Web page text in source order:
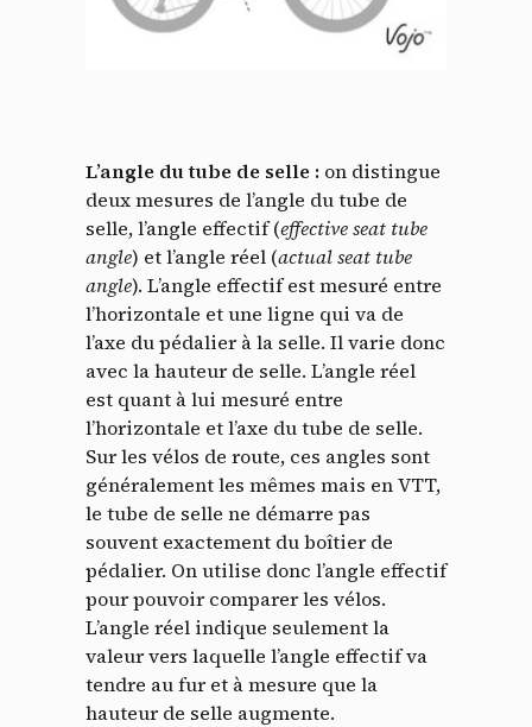
L’angle du tube de selle : on distingue
deux mesures de l’angle du tube de
selle, l’angle effectif (effective seat tube
angle) et l’angle réel (actual seat tube
angle). L’angle effectif est mesuré entre
l’horizontale et une ligne qui va de
l’axe du pédalier à la selle. Il varie donc
avec la hauteur de selle. L’angle réel
est quant à lui mesuré entre
l’horizontale et l’axe du tube de selle.
Sur les vélos de route, ces angles sont
généralement les mêmes mais en VTT,
le tube de selle ne démarre pas
souvent exactement du boîtier de
pédalier. On utilise donc l’angle effectif
pour pouvoir comparer les vélos.
L’angle réel indique seulement la
valeur vers laquelle l’angle effectif va
tendre au fur et à mesure que la
hauteur de selle augmente.